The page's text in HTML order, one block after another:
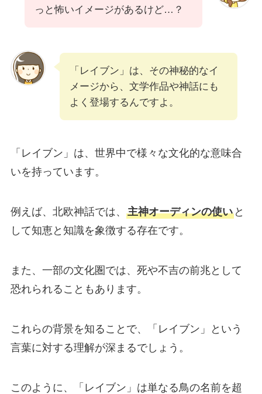
っと怖いイメージがあるけど…？
「レイブン」は、その神秘的なイ
メージから、文学作品や神話にも
よく登場するんですよ。
「レイブン」は、世界中で様々な文化的な意味合
いを持っています。
例えば、北欧神話では、 主神オーディンの使いと
して知恵と知識を象徴する存在です。
また、一部の文化圏では、死や不吉の前兆として
恐れられることもあります。
これらの背景を知ることで、「レイブン」という
言葉に対する理解が深まるでしょう。
このように、「レイブン」は単なる鳥の名前を超